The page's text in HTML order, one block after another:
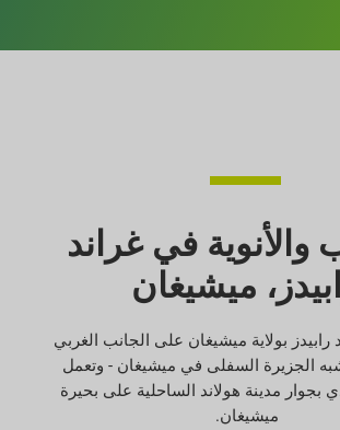
والأنوية في غراند
ميشيغان
رابيدز بولاية ميشيغان على الجانب الغربي
الجزيرة السفلى في ميشيغان - وتعمل
بجوار مدينة هولاند الساحلية على بحيرة
ميشيغان.